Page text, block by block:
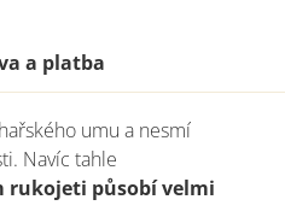
a platba
umu a nesmí
Navíc tahle
rukojeti působí velmi